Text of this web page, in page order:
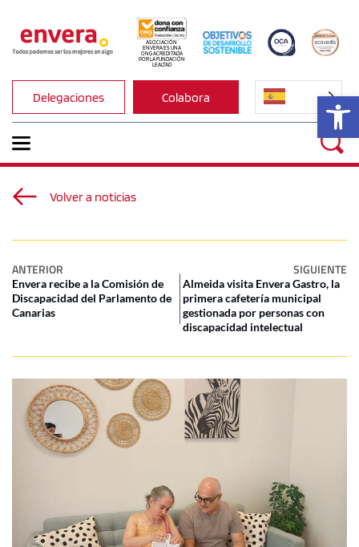
ASOCIACIÓN
ENVERA ES UNA
ONG ACREDITADA
POR LA FUNDACIÓN
LEALTAD
Delegaciones Colabora
Volver a noticias
ANTERIOR SIGUIENTE
Envera recibe a la Comisión de
Discapacidad del Parlamento de
Canarias
Almeida visita Envera Gastro, la
primera cafetería municipal
gestionada por personas con
discapacidad intelectual